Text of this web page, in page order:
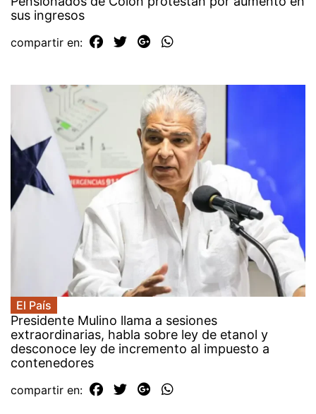
sus ingresos
compartir en:
El País
Presidente Mulino llama a sesiones
extraordinarias, habla sobre ley de etanol y
desconoce ley de incremento al impuesto a
contenedores
compartir en: